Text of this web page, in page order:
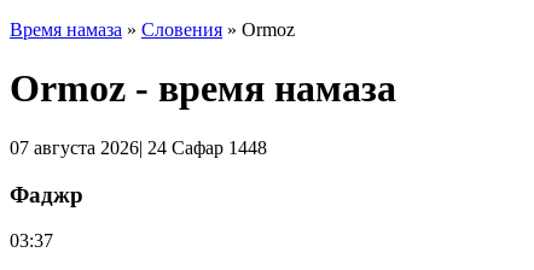
Время намаза » Словения » Ormoz
Ormoz - время намаза
07 августа 2026| 24 Сафар 1448
Фаджр
03:37